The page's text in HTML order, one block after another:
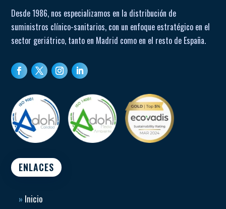
Desde 1986, nos especializamos en la distribución de
suministros clínico-sanitarios, con un enfoque estratégico en el
sector geriátrico, tanto en Madrid como en el resto de España.
ENLACES
» Inicio